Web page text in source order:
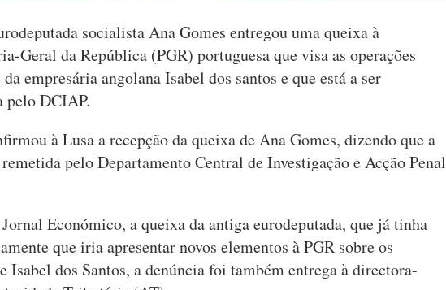
socialista Ana Gomes entregou uma queixa à
Geral da República (PGR) portuguesa que visa as operações
empresária angolana Isabel dos santos e que está a ser
pelo DCIAP.
à Lusa a recepção da queixa de Ana Gomes, dizendo que a
pelo Departamento Central de Investigação e Acção Penal
Económico, a queixa da antiga eurodeputada, que já tinha
que iria apresentar novos elementos à PGR sobre os
Isabel dos Santos, a denúncia foi também entrega à directora-